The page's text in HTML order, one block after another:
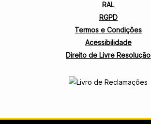
RAL
RGPD
Termos e Condições
Acessibilidade
Direito de Livre Resolução